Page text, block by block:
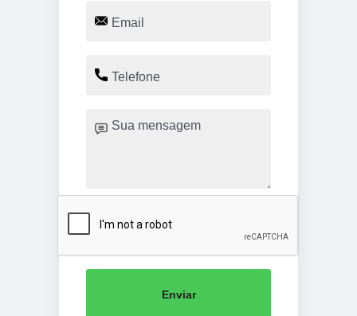
Enviar